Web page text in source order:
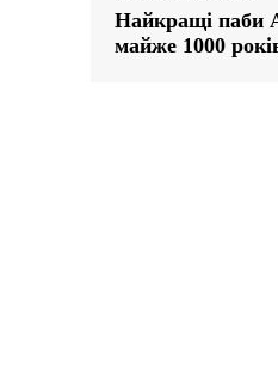
Найкращі паби
майже 1000